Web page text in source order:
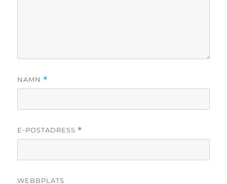
NAMN *
E-POSTADRESS *
WEBBPLATS